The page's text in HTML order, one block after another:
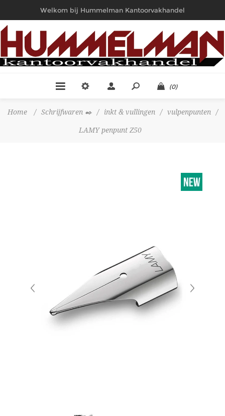
Welkom bij Hummelman Kantoorvakhandel
(0)
Home / Schrijfwaren ✒️ / inkt & vullingen / vulpenpunten /
LAMY penpunt Z50